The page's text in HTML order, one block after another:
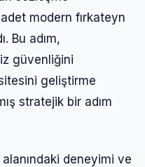
modern fırkateyn
Bu adım,
güvenliğini
geliştirme
stratejik bir adım
deneyimi ve